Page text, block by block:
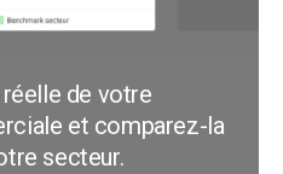
de votre
et comparez-la
secteur.